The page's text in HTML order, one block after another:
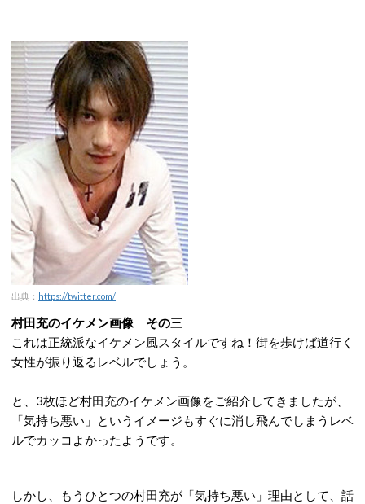
出典： https://twitter.com/
村田充のイケメン画像 その三
これは正統派なイケメン風スタイルですね！街を歩けば道行く
女性が振り返るレベルでしょう。
と、3枚ほど村田充のイケメン画像をご紹介してきましたが、
「気持ち悪い」というイメージもすぐに消し飛んでしまうレベ
ルでカッコよかったようです。
しかし、もうひとつの村田充が「気持ち悪い」理由として、話